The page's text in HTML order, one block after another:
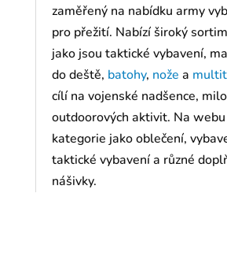
zaměřený na nabídku army
pro přežití. Nabízí široký
jako jsou taktické vybavení,
do deště, batohy, nože a
cílí na vojenské nadšence,
outdoorových aktivit. Na
kategorie jako oblečení,
taktické vybavení a různé
nášivky.